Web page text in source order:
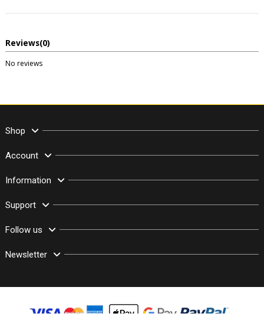
Reviews(0)
No reviews
Shop
Account
Information
Support
Follow us
Newsletter